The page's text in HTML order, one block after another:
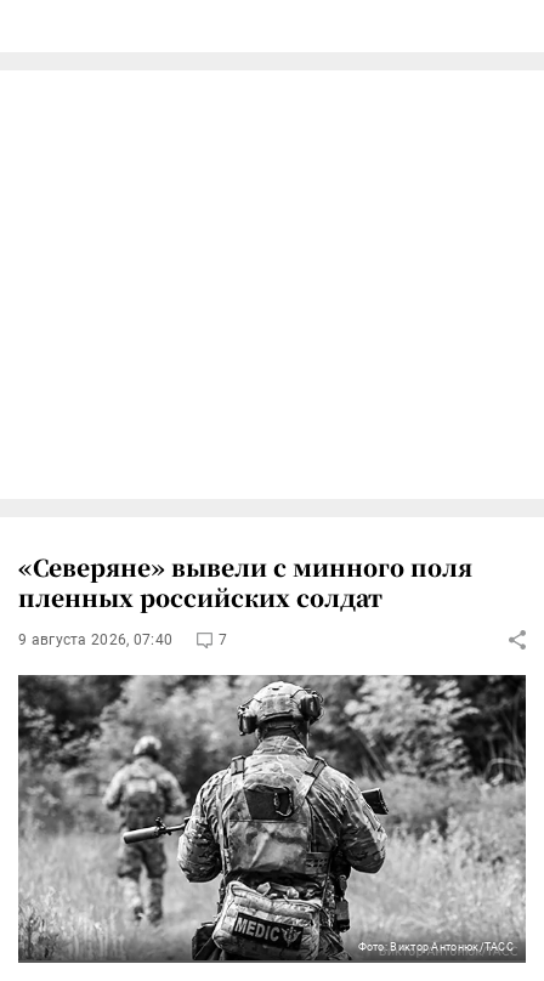
«Северяне» вывели с минного поля
пленных российских солдат
9 августа 2026, 07:40 7
Фото: Виктор Антонюк/ТАСС